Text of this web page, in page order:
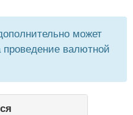
может
проведение валютной